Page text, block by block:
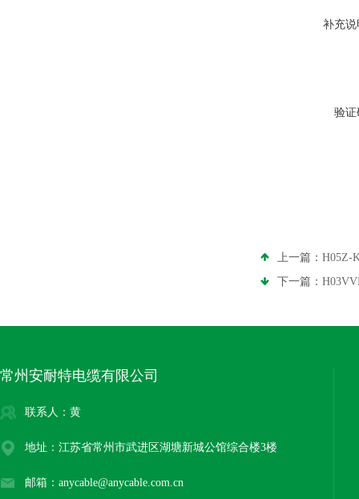
补充说
验证
上一篇： H05Z-
下一篇：
常州安耐特电缆有限公司
联系人：黄
地址：江苏省常州市武进区湖塘新城公馆综合楼3楼
邮箱：anycable@anycable.com.cn